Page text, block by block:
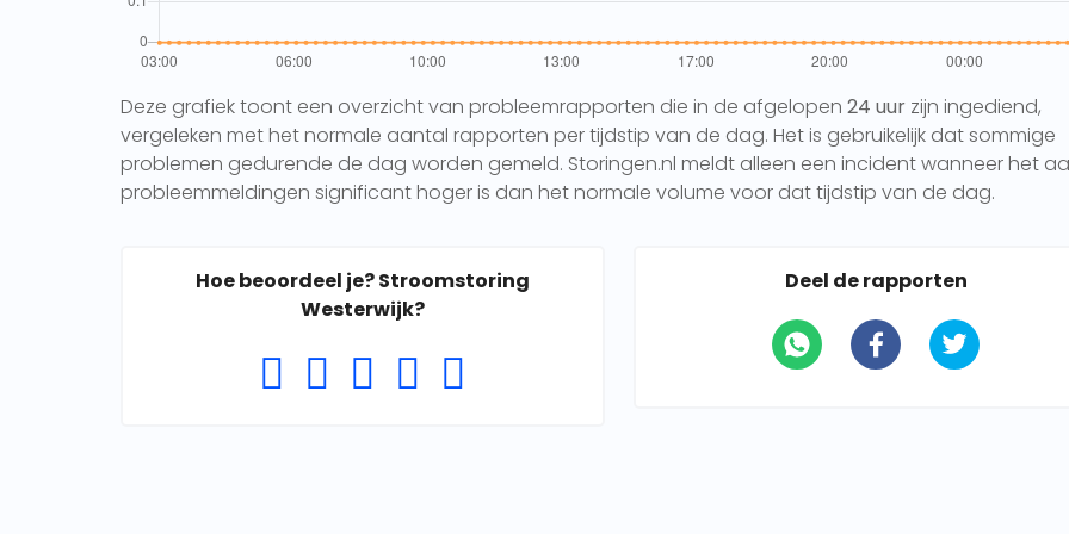
Deze grafiek toont een overzicht van probleemrapporten die in de afgelopen 24 uur zijn ingediend,
vergeleken met het normale aantal rapporten per tijdstip van de dag. Het is gebruikelijk dat sommige
problemen gedurende de dag worden gemeld. Storingen.nl meldt alleen een incident wanneer het
probleemmeldingen significant hoger is dan het normale volume voor dat tijdstip van de dag.
Hoe beoordeel je? Stroomstoring
Westerwijk?
Deel de rapporten